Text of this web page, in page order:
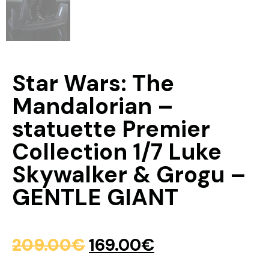
Star Wars: The
Mandalorian –
statuette Premier
Collection 1/7 Luke
Skywalker & Grogu –
GENTLE GIANT
209.00€169.00€